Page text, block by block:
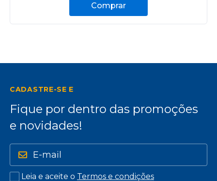
Comprar
CADASTRE-SE E
Fique por dentro das promoções
e novidades!
Leia e aceite o Termos e condições